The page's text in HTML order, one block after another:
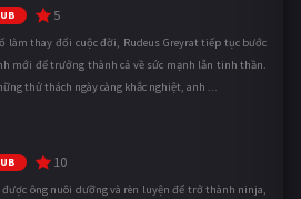
5
làm thay đổi cuộc đời, Rudeus Greyrat tiếp tục bước
mới để trưởng thành cả về sức mạnh lẫn tinh thần.
thử thách ngày càng khắc nghiệt, anh ...
10
được ông nuôi dưỡng và rèn luyện để trở thành ninja,